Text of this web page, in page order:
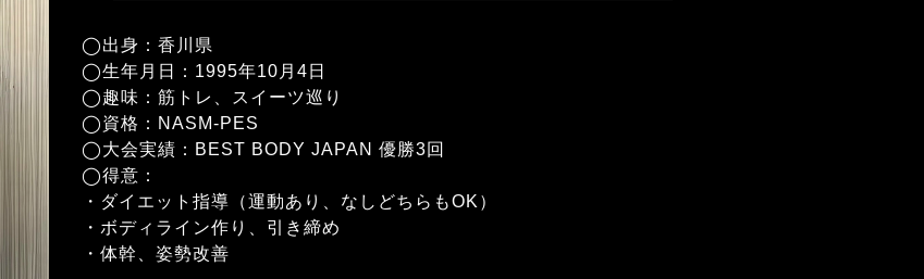
◯出身：香川県
◯生年月日：1995年10月4日
◯趣味：筋トレ、スイーツ巡り
◯資格：NASM-PES
◯大会実績：BEST BODY JAPAN 優勝3回
◯得意：
・ダイエット指導（運動あり、なしどちらもOK）
・ボディライン作り、引き締め
・体幹、姿勢改善